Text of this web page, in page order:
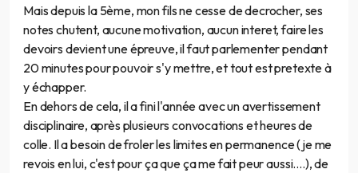
Mais depuis la 5ème, mon fils ne cesse de decrocher, ses
notes chutent, aucune motivation, aucun interet, faire les
devoirs devient une épreuve, il faut parlementer pendant
20 minutes pour pouvoir s'y mettre, et tout est pretexte à
y échapper.
En dehors de cela, il a fini l'année avec un avertissement
disciplinaire, après plusieurs convocations et heures de
colle. Il a besoin de froler les limites en permanence (je me
revois en lui, c'est pour ça que ça me fait peur aussi....), de